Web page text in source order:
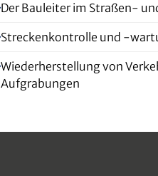
Der Bauleiter im Straßen-
Streckenkontrolle und -
Wiederherstellung von
Aufgrabungen